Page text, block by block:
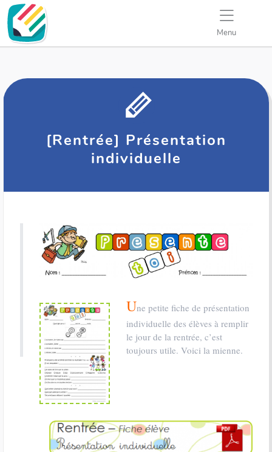
Menu
[Rentrée] Présentation
individuelle
Une petite fiche de présentation
individuelle des élèves à remplir
le jour de la rentrée, c’est
toujours utile. Voici la mienne.